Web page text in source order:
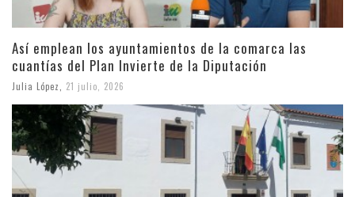
Así emplean los ayuntamientos de la comarca las
cuantías del Plan Invierte de la Diputación
Julia López 21 julio, 2026